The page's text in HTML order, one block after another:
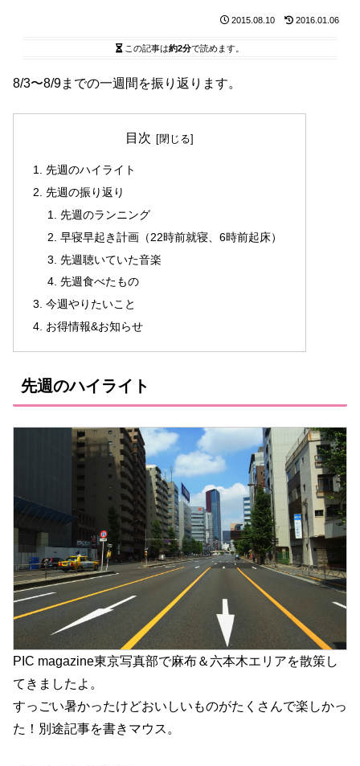
2015.08.10 2016.01.06
この記事は約2分で読めます。
8/3〜8/9までの一週間を振り返ります。
目次
先週のハイライト
先週の振り返り
先週のランニング
早寝早起き計画（22時前就寝、6時前起床）
先週聴いていた音楽
先週食べたもの
今週やりたいこと
お得情報&お知らせ
先週のハイライト
PIC magazine東京写真部で麻布＆六本木エリアを散策し
てきましたよ。
すっごい暑かったけどおいしいものがたくさんで楽しかっ
た！別途記事を書きマウス。